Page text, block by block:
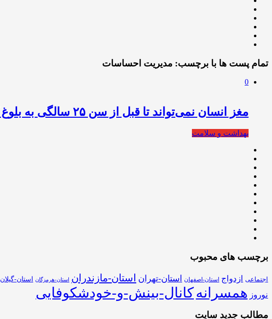
تمام پست ها با برچسب: مدیریت احساسات
0
مغز انسان نمی‌تواند تا قبل از سن ۲۵ سالگی به بلوغ کامل برسد
بهداشت و سلامت
برچسب های محبوب
اجتماعی ازدواج استان-اصفهان استان-تهران استان-مازندران استان-هرمزگان استان-گیلان
نوروز همسرانهکانال-بینش-و-خودشکوفایی
مطالب جدید سایت